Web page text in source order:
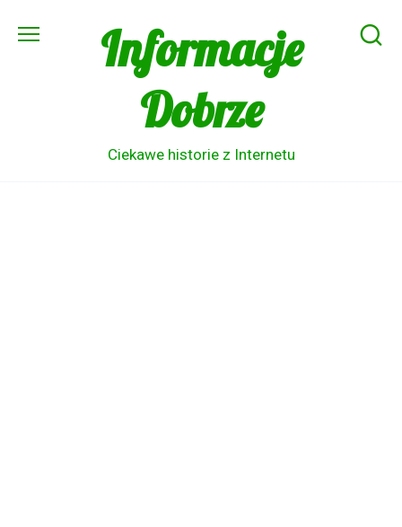
Informacje
Dobrze
Ciekawe historie z Internetu